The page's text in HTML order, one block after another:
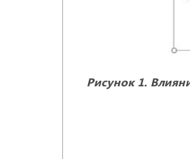
Рисунок 1.